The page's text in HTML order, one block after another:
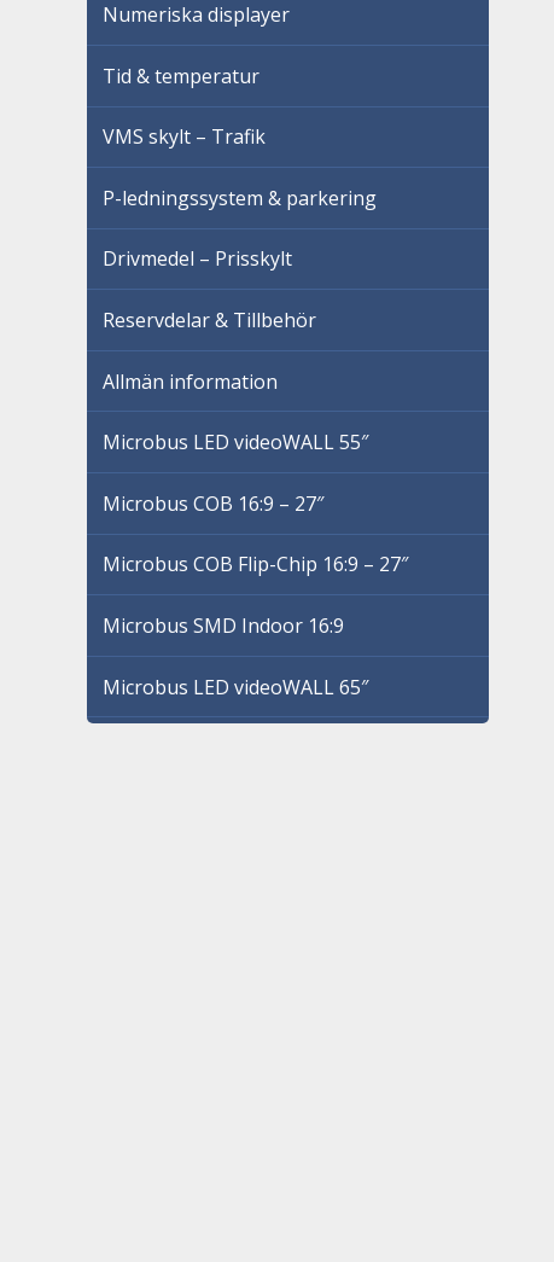
Numeriska displayer
Tid & temperatur
VMS skylt – Trafik
P-ledningssystem & parkering
Drivmedel – Prisskylt
Reservdelar & Tillbehör
Allmän information
Microbus LED videoWALL 55″
Microbus COB 16:9 – 27″
Microbus COB Flip-Chip 16:9 – 27″
Microbus SMD Indoor 16:9
Microbus LED videoWALL 65″